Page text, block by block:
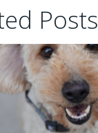
Posts